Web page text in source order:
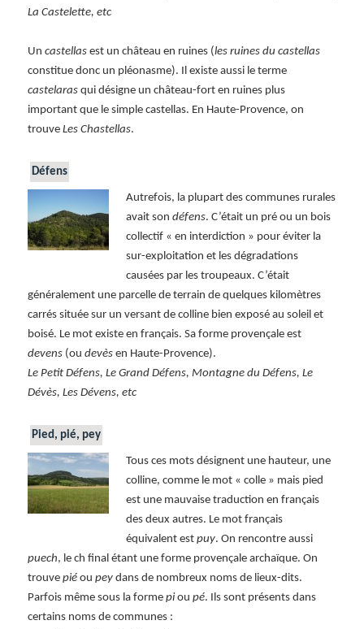
La Castelette, etc
Uncastellas est un château en ruines (les ruines du castellas
constitue donc un pléonasme). Il existe aussi le terme
castelaras qui désigne un château-fort en ruines plus
important que le simple castellas. En Haute-Provence, on
trouveLes Chastellas.
Défens
Autrefois, la plupart des communes rurales
avait son défens. C’était un pré ou un bois
collectif « en interdiction » pour éviter la
sur-exploitation et les dégradations
causées par les troupeaux. C’était
généralement une parcelle de terrain de quelques kilomètres
carrés située sur un versant de colline bien exposé au soleil et
boisé. Le mot existe en français. Sa forme provençale est
devens (oudevès en Haute-Provence).
Le Petit Défens, Le Grand Défens, Montagne du Défens, Le
Dévès, Les Dévens, etc
Pied, pié, pey
Tous ces mots désignent une hauteur, une
colline, comme le mot « colle » mais pied
est une mauvaise traduction en français
des deux autres. Le mot français
équivalent est puy. On rencontre aussi
puech, le ch final étant une forme provençale archaïque. On
trouvepié oupey dans de nombreux noms de lieux-dits.
Parfois même sous la formepi oupé. Ils sont présents dans
certains noms de communes :